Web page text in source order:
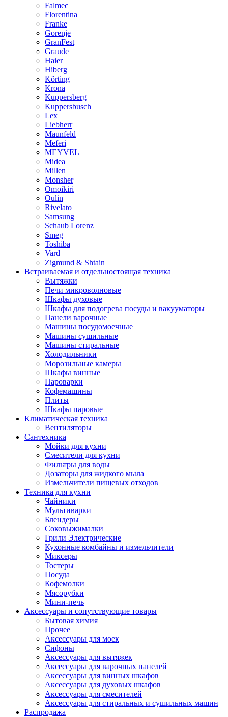
Falmec
Florentina
Franke
Gorenje
GranFest
Graude
Haier
Hiberg
Körting
Krona
Kuppersberg
Kuppersbusch
Lex
Liebherr
Maunfeld
Meferi
MEYVEL
Midea
Millen
Monsher
Omoikiri
Oulin
Rivelato
Samsung
Schaub Lorenz
Smeg
Toshiba
Vard
Zigmund & Shtain
Встраиваемая и отдельностоящая техника
Вытяжки
Печи микроволновые
Шкафы духовые
Шкафы для подогрева посуды и вакууматоры
Панели варочные
Машины посудомоечные
Машины сушильные
Машины стиральные
Холодильники
Морозильные камеры
Шкафы винные
Пароварки
Кофемашины
Плиты
Шкафы паровые
Климатическая техника
Вентиляторы
Сантехника
Мойки для кухни
Смесители для кухни
Фильтры для воды
Дозаторы для жидкого мыла
Измельчители пищевых отходов
Техника для кухни
Чайники
Мультиварки
Блендеры
Соковыжималки
Грили Электрические
Кухонные комбайны и измельчители
Миксеры
Тостеры
Посуда
Кофемолки
Мясорубки
Мини-печь
Аксессуары и сопутствующие товары
Бытовая химия
Прочее
Аксессуары для моек
Сифоны
Аксессуары для вытяжек
Аксессуары для варочных панелей
Аксессуары для винных шкафов
Аксессуары для духовых шкафов
Аксессуары для смесителей
Аксессуары для стиральных и сушильных машин
Распродажа